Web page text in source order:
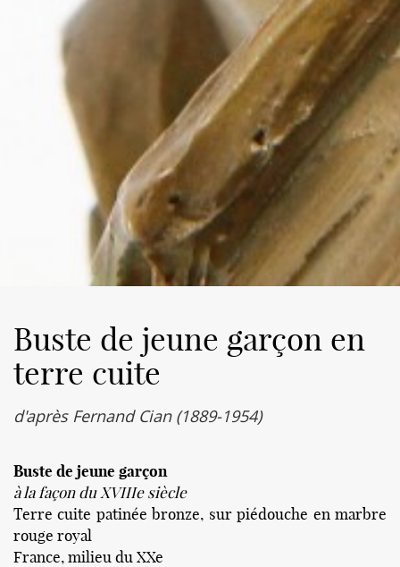
Buste de jeune garçon en
terre cuite
d'après Fernand Cian (1889-1954)
Buste de jeune garçon
à la façon du XVIIIe siècle
Terre cuite patinée bronze, sur piédouche en marbre
rouge royal
France, milieu du XXe